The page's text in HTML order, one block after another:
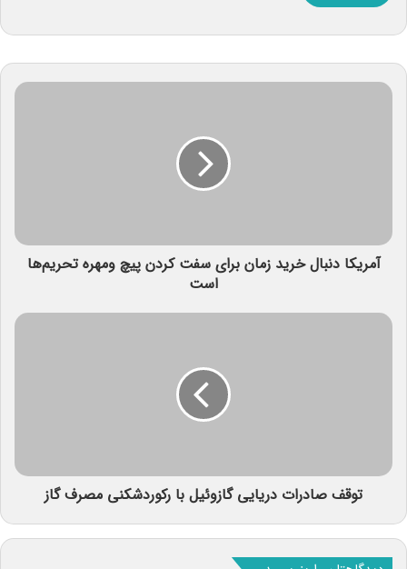
آمریکا دنبال خرید زمان برای سفت کردن پیچ ومهره تحریم‌ها
است
توقف صادرات دریایی گازوئیل با رکوردشکنی مصرف گاز